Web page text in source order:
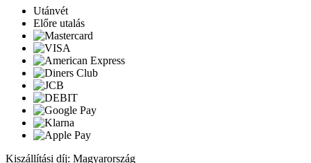
Utánvét
Előre utalás
Kiszállítási díj: Magyarország